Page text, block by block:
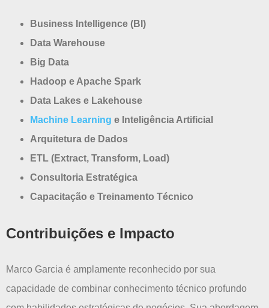
Business Intelligence (BI)
Data Warehouse
Big Data
Hadoop e Apache Spark
Data Lakes e Lakehouse
Machine Learning e Inteligência Artificial
Arquitetura de Dados
ETL (Extract, Transform, Load)
Consultoria Estratégica
Capacitação e Treinamento Técnico
Contribuições e Impacto
Marco Garcia é amplamente reconhecido por sua
capacidade de combinar conhecimento técnico profundo